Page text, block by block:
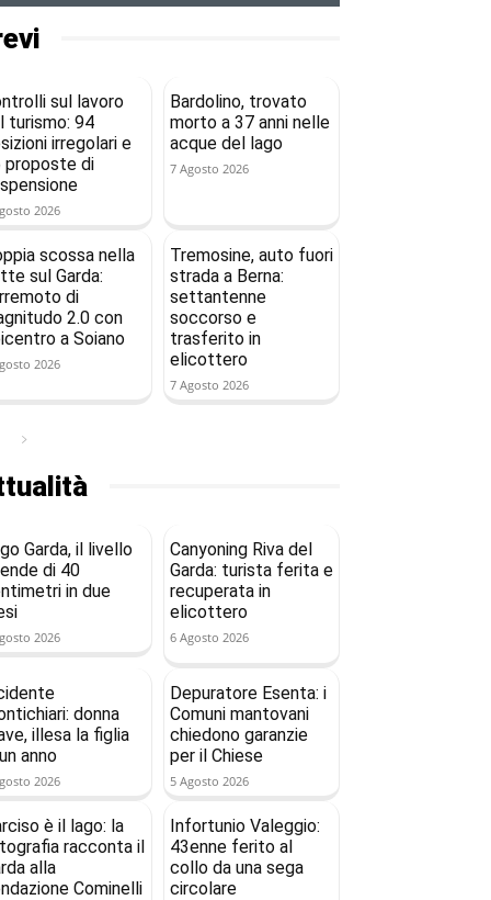
sul lavoro
turismo: 94
irregolari e
proposte di
2026
Bardolino, trovato
morto a 37 anni nelle
acque del lago
7 Agosto 2026
scossa nella
sul Garda:
di
2.0 con
a Soiano
2026
Tremosine, auto fuori
strada a Berna:
settantenne
soccorso e
trasferito in
elicottero
7 Agosto 2026
Garda, il livello
di 40
in due
2026
Canyoning Riva del
Garda: turista ferita e
recuperata in
elicottero
6 Agosto 2026
donna
illesa la figlia
anno
2026
Depuratore Esenta: i
Comuni mantovani
chiedono garanzie
per il Chiese
5 Agosto 2026
è il lago: la
racconta il
alla
Cominelli
Infortunio Valeggio:
43enne ferito al
collo da una sega
circolare